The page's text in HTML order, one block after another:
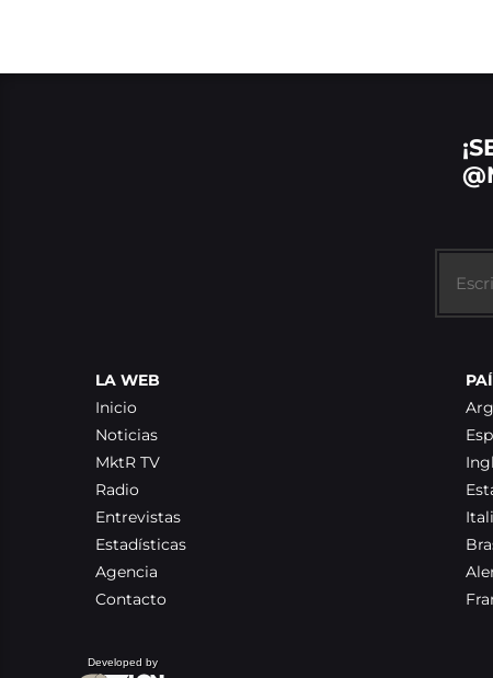
LA WEB
Inicio
Noticias
MktR TV
Radio
Entrevistas
Estadísticas
Agencia
Contacto
Developed by